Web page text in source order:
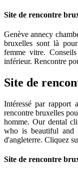
Site de rencontre
Genève annecy
bruxelles sont là
femme vitre.
inférieur. Rencontre
Site de
Intéressé par rapport
rencontre bruxelles
homme. Our dental
who is beautiful and
d'angleterre. Cliquez
Site de rencontre